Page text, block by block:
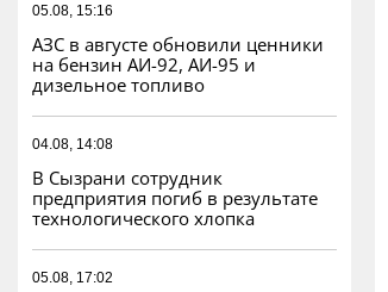
05.08, 15:16
АЗС в августе обновили ценники
на бензин АИ-92, АИ-95 и
дизельное топливо
04.08, 14:08
В Сызрани сотрудник
предприятия погиб в результате
технологического хлопка
05.08, 17:02